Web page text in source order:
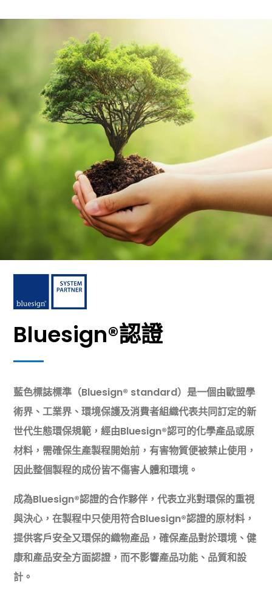
Bluesign®認證
藍色標誌標準（Bluesign® standard）是一個由歐盟學
術界、工業界、環境保護及消費者組織代表共同訂定的新
世代生態環保規範，經由Bluesign®認可的化學產品或原
材料，需確保生產製程開始前，有害物質便被禁止使用，
因此整個製程的成份皆不傷害人體和環境。
成為Bluesign®認證的合作夥伴，代表立兆對環保的重視
與決心，在製程中只使用符合Bluesign®認證的原材料，
提供客戶安全又環保的織物產品，確保產品對於環境、健
康和產品安全方面認證，而不影響產品功能、品質和設
計。